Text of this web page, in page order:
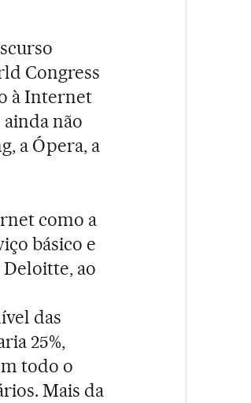
Congress
à Internet
não
a Ópera, a
como a
básico e
ao
das
25%,
todo o
Mais da